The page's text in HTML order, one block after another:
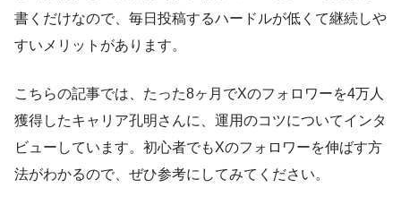
書くだけなので、毎日投稿するハードルが低くて継続しや
すいメリットがあります。
こちらの記事では、たった8ヶ月でXのフォロワーを4万人
獲得したキャリア孔明さんに、運用のコツについてインタ
ビューしています。初心者でもXのフォロワーを伸ばす方
法がわかるので、ぜひ参考にしてみてください。